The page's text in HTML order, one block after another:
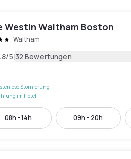
Westin Waltham Boston
Waltham
/5|32 Bewertungen
Stornierung
im Hotel
08h - 14h 09h - 20h